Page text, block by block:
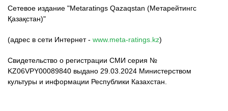
Сетевое издание "Metaratings Qazaqstan (Метарейтингс
Қазақстан)"
(адрес в сети Интернет - www.meta-ratings.kz)
Свидетельство о регистрации СМИ серия №
KZ06VPY00089840 выдано 29.03.2024 Министерством
культуры и информации Республики Казахстан.